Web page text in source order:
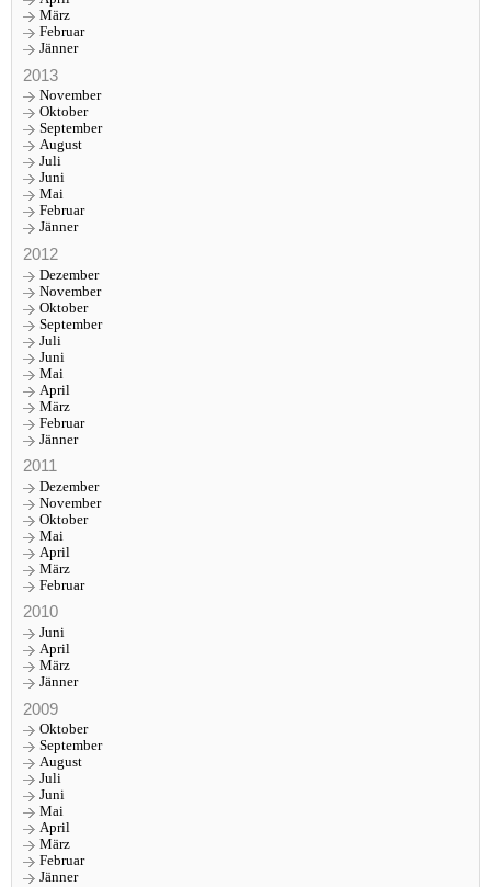
März
Februar
Jänner
2013
November
Oktober
September
August
Juli
Juni
Mai
Februar
Jänner
2012
Dezember
November
Oktober
September
Juli
Juni
Mai
April
März
Februar
Jänner
2011
Dezember
November
Oktober
Mai
April
März
Februar
2010
Juni
April
März
Jänner
2009
Oktober
September
August
Juli
Juni
Mai
April
März
Februar
Jänner